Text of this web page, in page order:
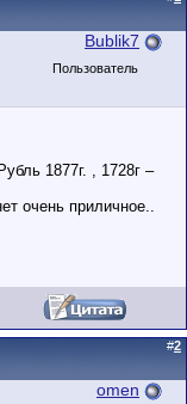
Bublik7
Пользователь
1877г. , 1728г –
очень приличное..
#2
omen